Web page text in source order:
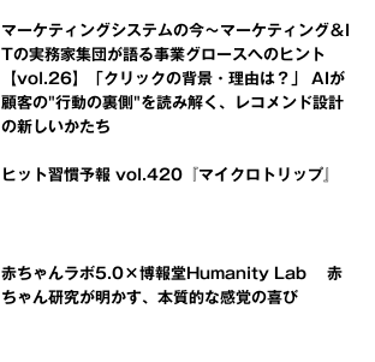
マーケティングシステムの今～マーケティング＆I
Tの実務家集団が語る事業グロースへのヒント
【vol.26】「クリックの背景・理由は？」 AIが
顧客の"行動の裏側"を読み解く、レコメンド設計
の新しいかたち
ヒット習慣予報 vol.420『マイクロトリップ』
赤ちゃんラボ5.0×博報堂Humanity Lab 赤
ちゃん研究が明かす、本質的な感覚の喜び